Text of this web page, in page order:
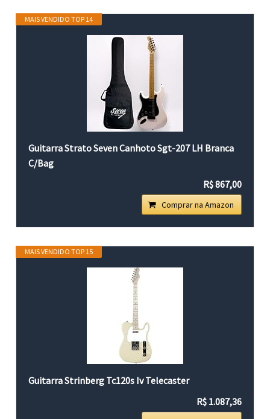
MAIS VENDIDO TOP 14
Guitarra Strato Seven Canhoto Sgt-207 LH Branca
C/Bag
R$ 867,00
Comprar na Amazon
MAIS VENDIDO TOP 15
Guitarra Strinberg Tc120s Iv Telecaster
R$ 1.087,36